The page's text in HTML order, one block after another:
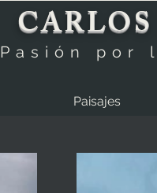
Pasión por
Paisajes